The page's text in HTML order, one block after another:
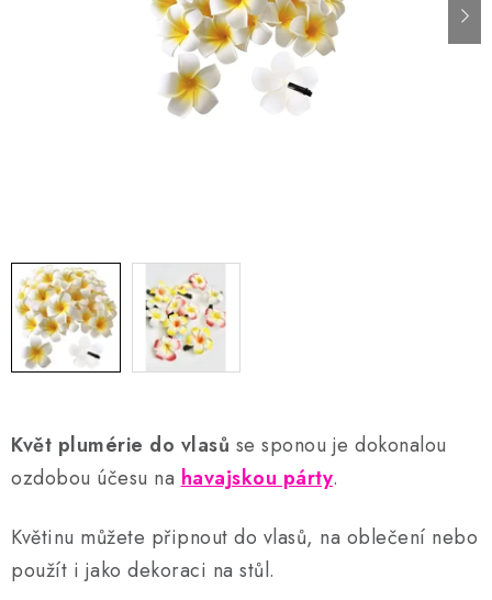
Nejčastější otázky a odpovědi
Vrácení a reklamace
Květ plumérie do vlasů se sponou je dokonalou
ozdobou účesu na havajskou párty.
Květinu můžete připnout do vlasů, na oblečení nebo
použít i jako dekoraci na stůl.